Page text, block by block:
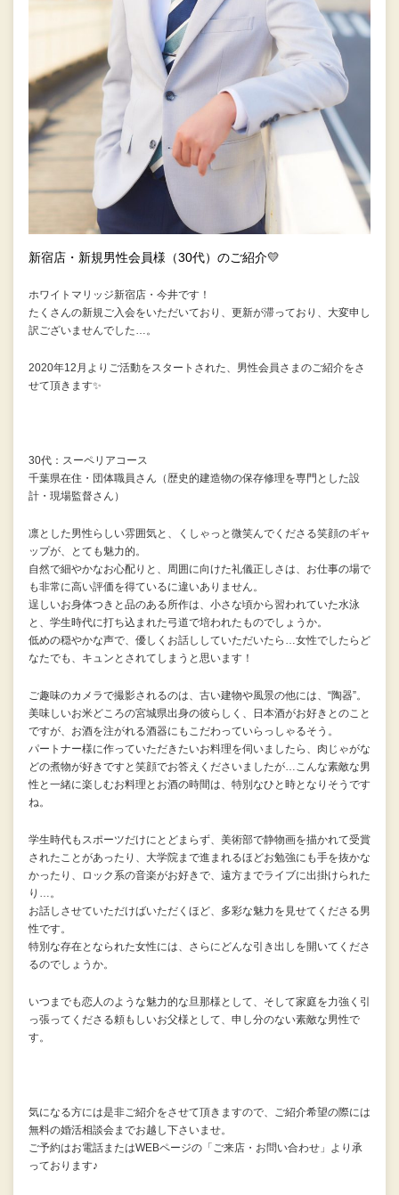
新宿店・新規男性会員様（30代）のご紹介💛
ホワイトマリッジ新宿店・今井です！
たくさんの新規ご入会をいただいており、更新が滞っており、大変申し
訳ございませんでした…。
2020年12月よりご活動をスタートされた、男性会員さまのご紹介をさ
せて頂きます✨
30代：スーペリアコース
千葉県在住・団体職員さん（歴史的建造物の保存修理を専門とした設
計・現場監督さん）
凛とした男性らしい雰囲気と、くしゃっと微笑んでくださる笑顔のギャ
ップが、とても魅力的。
自然で細やかなお心配りと、周囲に向けた礼儀正しさは、お仕事の場で
も非常に高い評価を得ているに違いありません。
逞しいお身体つきと品のある所作は、小さな頃から習われていた水泳
と、学生時代に打ち込まれた弓道で培われたものでしょうか。
低めの穏やかな声で、優しくお話ししていただいたら…女性でしたらど
なたでも、キュンとされてしまうと思います！
ご趣味のカメラで撮影されるのは、古い建物や風景の他には、“陶器”。
美味しいお米どころの宮城県出身の彼らしく、日本酒がお好きとのこと
ですが、お酒を注がれる酒器にもこだわっていらっしゃるそう。
パートナー様に作っていただきたいお料理を伺いましたら、肉じゃがな
どの煮物が好きですと笑顔でお答えくださいましたが…こんな素敵な男
性と一緒に楽しむお料理とお酒の時間は、特別なひと時となりそうです
ね。
学生時代もスポーツだけにとどまらず、美術部で静物画を描かれて受賞
されたことがあったり、大学院まで進まれるほどお勉強にも手を抜かな
かったり、ロック系の音楽がお好きで、遠方までライブに出掛けられた
り…。
お話しさせていただけばいただくほど、多彩な魅力を見せてくださる男
性です。
特別な存在となられた女性には、さらにどんな引き出しを開いてくださ
るのでしょうか。
いつまでも恋人のような魅力的な旦那様として、そして家庭を力強く引
っ張ってくださる頼もしいお父様として、申し分のない素敵な男性で
す。
気になる方には是非ご紹介をさせて頂きますので、ご紹介希望の際には
無料の婚活相談会までお越し下さいませ。
ご予約はお電話またはWEBページの「ご来店・お問い合わせ」より承
っております♪